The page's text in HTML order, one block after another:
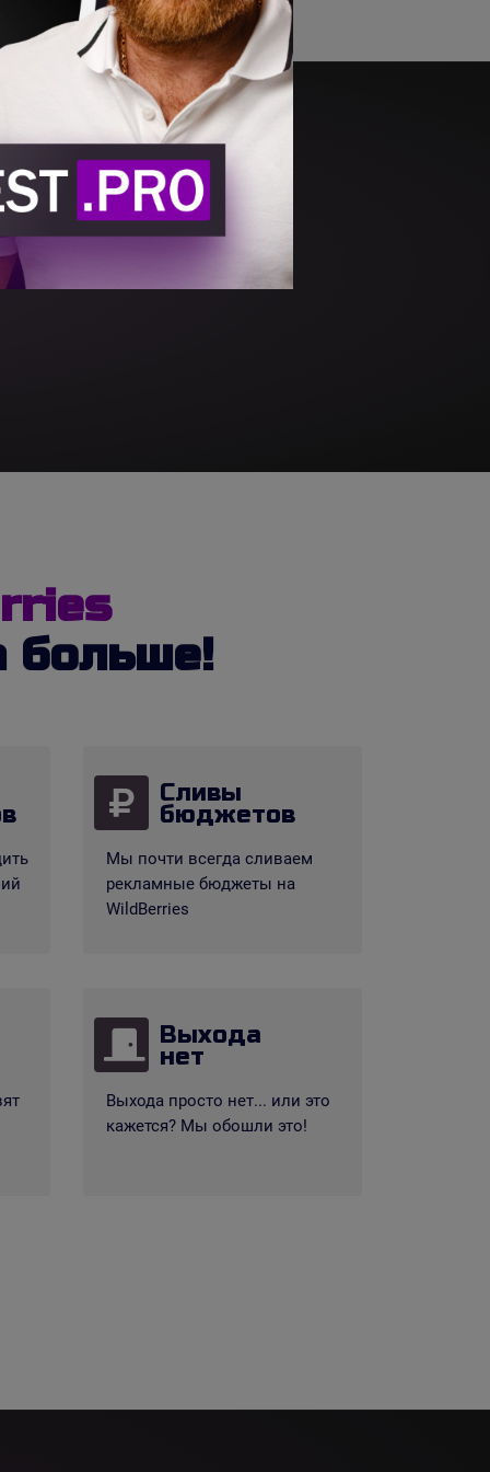
больше!
Сливы
бюджетов
Мы почти всегда сливаем
рекламные бюджеты на
WildBerries
Выхода
нет
Выхода просто нет... или это
кажется? Мы обошли это!